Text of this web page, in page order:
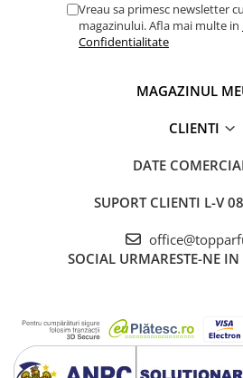
Vreau sa primesc newsletter
magazinului. Afla mai multe in
Confidentialitate
MAGAZINUL
CLIENTI
DATE
SUPORT CLIENTI L-V
SOCIAL URMARESTE-NE